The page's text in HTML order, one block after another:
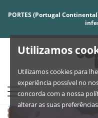
Utilizamos
Utilizamos cookies para
experiência possível no
concorda com a nossa
alterar as suas
PORTES (Portugal